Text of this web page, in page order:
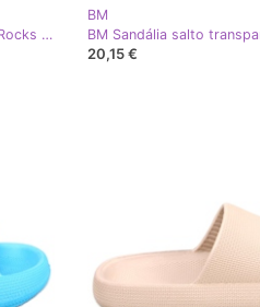
BM Slides de cunha transparentes Rocks Black preto
BM
20,15 €